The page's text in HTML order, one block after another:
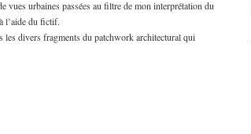
vues urbaines passées au filtre de mon interprétation du
l’aide du fictif.
les divers fragments du patchwork architectural qui